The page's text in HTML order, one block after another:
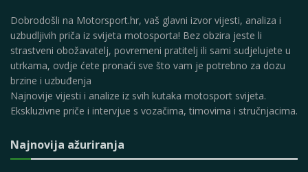
Dobrodošli na Motorsport.hr, vaš glavni izvor vijesti, analiza i
uzbudljivih priča iz svijeta motosporta! Bez obzira jeste li
strastveni obožavatelj, povremeni pratitelj ili sami sudjelujete u
utrkama, ovdje ćete pronaći sve što vam je potrebno za dozu
brzine i uzbuđenja
Najnovije vijesti i analize iz svih kutaka motosport svijeta.
Ekskluzivne priče i intervjue s vozačima, timovima i stručnjacima.
Najnovija ažuriranja